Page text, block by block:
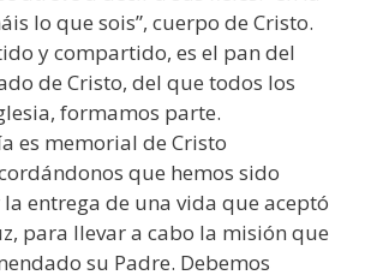
lo que sois”, cuerpo de Cristo.
y compartido, es el pan del
de Cristo, del que todos los
formamos parte.
es memorial de Cristo
que hemos sido
entrega de una vida que aceptó
para llevar a cabo la misión que
su Padre. Debemos